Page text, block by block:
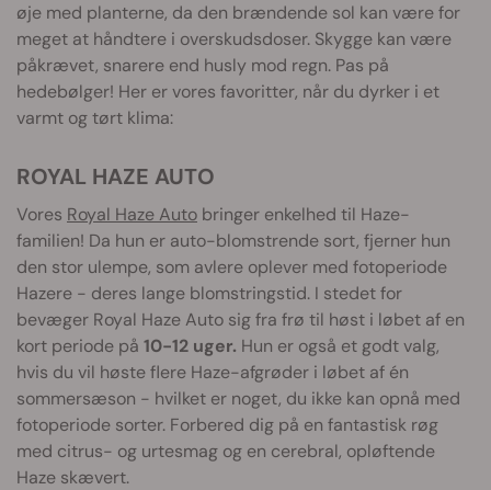
øje med planterne, da den brændende sol kan være for
meget at håndtere i overskudsdoser. Skygge kan være
påkrævet, snarere end husly mod regn. Pas på
hedebølger! Her er vores favoritter, når du dyrker i et
varmt og tørt klima:
ROYAL HAZE AUTO
Vores Royal Haze Auto bringer enkelhed til Haze-
familien! Da hun er auto-blomstrende sort, fjerner hun
den stor ulempe, som avlere oplever med fotoperiode
Hazere - deres lange blomstringstid. I stedet for
bevæger Royal Haze Auto sig fra frø til høst i løbet af en
kort periode på 10-12 uger. Hun er også et godt valg,
hvis du vil høste flere Haze-afgrøder i løbet af én
sommersæson - hvilket er noget, du ikke kan opnå med
fotoperiode sorter. Forbered dig på en fantastisk røg
med citrus- og urtesmag og en cerebral, opløftende
Haze skævert.